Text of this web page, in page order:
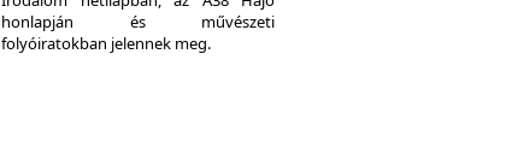
honlapján és művészeti
folyóiratokban jelennek meg.